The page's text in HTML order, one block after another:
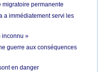
migratoire permanente
a immédiatement servi les
inconnu »
guerre aux conséquences
en danger